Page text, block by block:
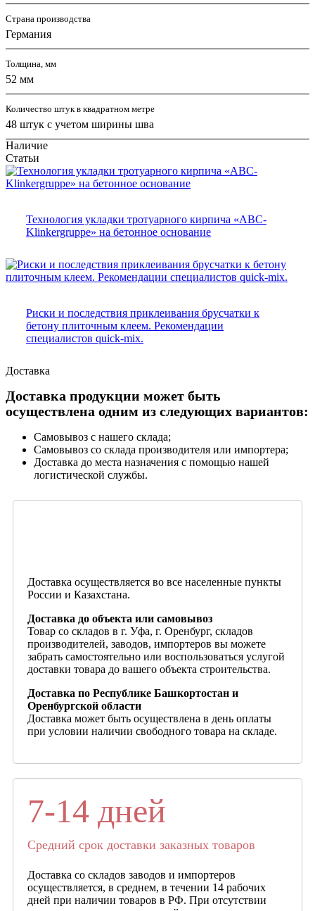
Страна производства
Германия
Толщина, мм
52 мм
Количество штук в квадратном метре
48 штук с учетом ширины шва
Наличие
Статьи
Технология укладки тротуарного кирпича «ABC-
Klinkergruppe» на бетонное основание
Риски и последствия приклеивания брусчатки к
бетону плиточным клеем. Рекомендации
специалистов quick-mix.
Доставка
Доставка продукции может быть
осуществлена одним из следующих вариантов:
Самовывоз с нашего склада;
Самовывоз со склада производителя или импортера;
Доставка до места назначения с помощью нашей
логистической службы.
Доставка осуществляется во все населенные пункты
России и Казахстана.
Доставка до объекта или самовывоз
Товар со складов в г. Уфа, г. Оренбург, складов
производителей, заводов, импортеров вы можете
забрать самостоятельно или воспользоваться услугой
доставки товара до вашего объекта строительства.
Доставка по Республике Башкортостан и
Оренбургской области
Доставка может быть осуществлена в день оплаты
при условии наличии свободного товара на складе.
7-14 дней
Средний срок доставки заказных товаров
Доставка со складов заводов и импортеров
осуществляется, в среднем, в течении 14 рабочих
дней при наличии товаров в РФ. При отсутствии